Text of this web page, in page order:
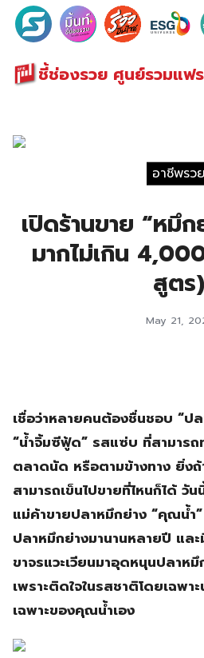
ชี้ช่องรวย ศูนย์รวมแฟ
Search
for:
อาชีพรวย
เปิดร้านขาย “หมึ
มากไม่เกิน
สูตร)
May 21,
เชื่อว่าหลายคนต้องชื่นชอบ “ป
“น้ำจิ้มซีฟู้ด” รสแซ่บ ที่สามาร
ตลาดนัด หรือตามข้างทาง ยิ่งถ้
สามารถเข็นไปขายที่ไหนก็ได้ วั
แม่ค้าขายปลาหมึกย่าง “คุณน้ำ
ปลาหมึกย่างมานานหลายปี และ
ขาจรแวะเวียนมาอุดหนุนปลาหมึ
เพราะติดใจในรสชาติโดยเฉพ
เฉพาะของคุณน้ำเอง